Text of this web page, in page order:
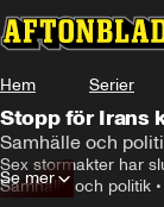
Hem Serier
Stopp för Irans
Samhälle och
Sex stormakter har
Samhälle och politik •
Se mer